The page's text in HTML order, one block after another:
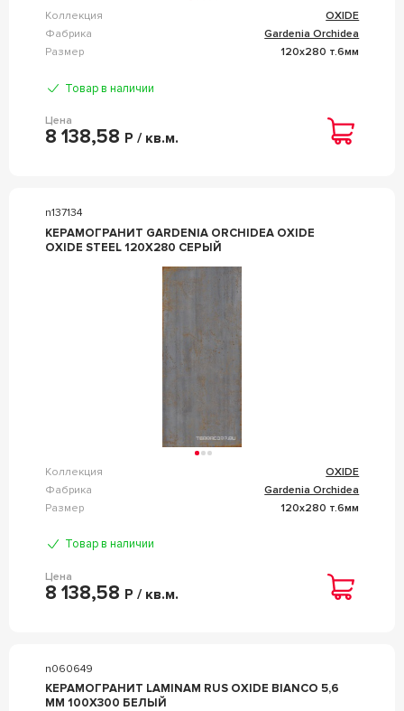
Коллекция
OXIDE
Фабрика
Gardenia Orchidea
Размер
120x280 т.6мм
Товар в наличии
Цена
8 138,58 Р / кв.м.
n137134
КЕРАМОГРАНИТ GARDENIA ORCHIDEA OXIDE
OXIDE STEEL 120X280 СЕРЫЙ
Коллекция
OXIDE
Фабрика
Gardenia Orchidea
Размер
120x280 т.6мм
Товар в наличии
Цена
8 138,58 Р / кв.м.
n060649
КЕРАМОГРАНИТ LAMINAM RUS OXIDE BIANCO 5,6
MM 100X300 БЕЛЫЙ